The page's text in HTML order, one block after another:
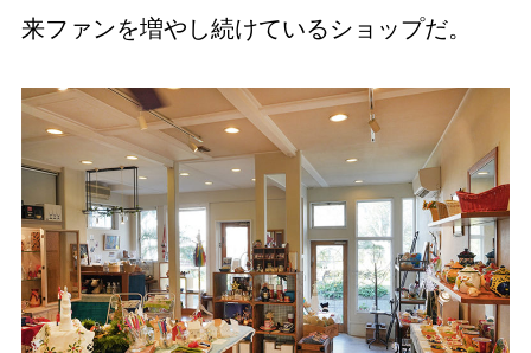
来ファンを増やし続けているショップだ。